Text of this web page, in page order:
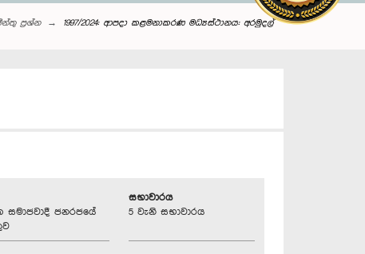
ප්‍රශ්න 1997/2024: ආපදා කළමනාකරණ මධ්‍යස්ථානය: අරමුදල්
සමාජවාදී ජනරජයේ
සභාවාරය
5 වැනි සභාවාරය